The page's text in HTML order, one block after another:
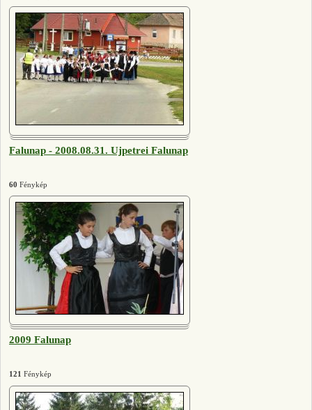
Falunap - 2008.08.31. Ujpetrei Falunap
60 Fénykép
2009 Falunap
121 Fénykép